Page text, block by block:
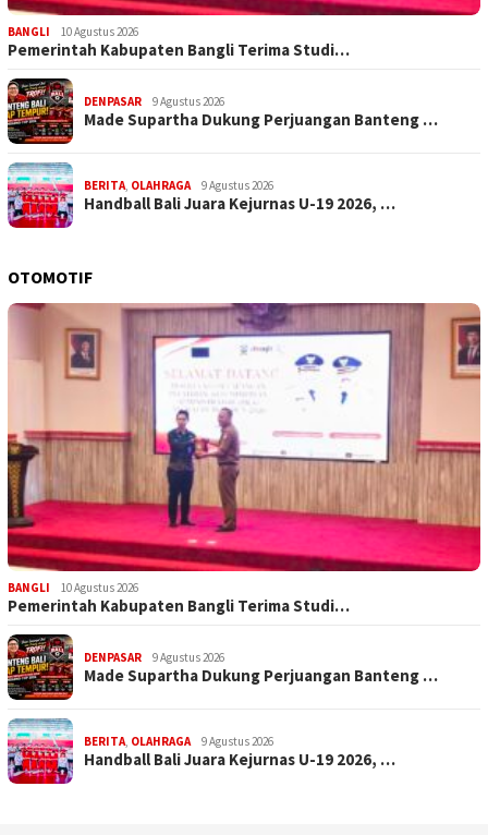
BANGLI 10 Agustus 2026
Pemerintah Kabupaten Bangli Terima Studi…
DENPASAR 9 Agustus 2026
Made Supartha Dukung Perjuangan Banteng …
BERITA OLAHRAGA 9 Agustus 2026
Handball Bali Juara Kejurnas U-19 2026, …
OTOMOTIF
BANGLI 10 Agustus 2026
Pemerintah Kabupaten Bangli Terima Studi…
DENPASAR 9 Agustus 2026
Made Supartha Dukung Perjuangan Banteng …
BERITA OLAHRAGA 9 Agustus 2026
Handball Bali Juara Kejurnas U-19 2026, …